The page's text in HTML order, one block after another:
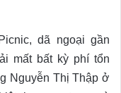
dã ngoại gần
mất bất kỳ phí tổn
Nguyễn Thị Thập ở